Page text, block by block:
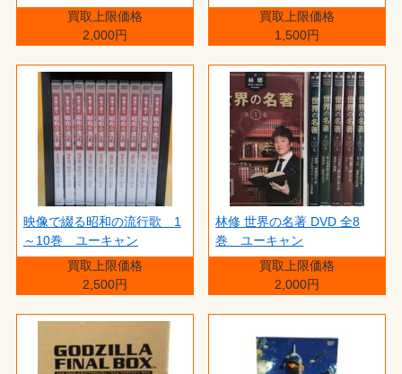
買取上限価格
2,000円
買取上限価格
1,500円
映像で綴る昭和の流行歌 1
～10巻 ユーキャン
買取上限価格
2,500円
林修 世界の名著 DVD 全8
巻 ユーキャン
買取上限価格
2,000円